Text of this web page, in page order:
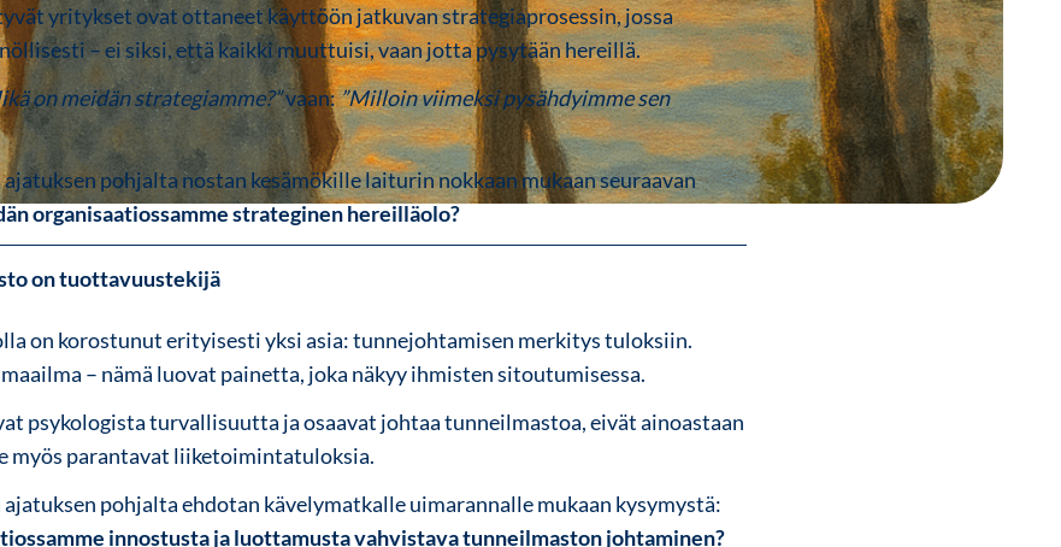
yritykset ovat ottaneet käyttöön jatkuvan strategiaprosessin, jossa
– ei siksi, että kaikki muuttuisi, vaan jotta pysytään hereillä.
on meidän strategiamme?”vaan:”Milloin viimeksi pysähdyimme sen
pohjalta nostan kesämökille laiturin nokkaan mukaan seuraavan
organisaatiossamme strateginen hereilläolo?
on tuottavuustekijä
on korostunut erityisesti yksi asia: tunnejohtamisen merkitys tuloksiin.
– nämä luovat painetta, joka näkyy ihmisten sitoutumisessa.
psykologista turvallisuutta ja osaavat johtaa tunneilmastoa, eivät ainoastaan
myös parantavat liiketoimintatuloksia.
ajatuksen pohjalta ehdotan kävelymatkalle uimarannalle mukaan kysymystä:
innostusta ja luottamusta vahvistava tunneilmaston johtaminen?